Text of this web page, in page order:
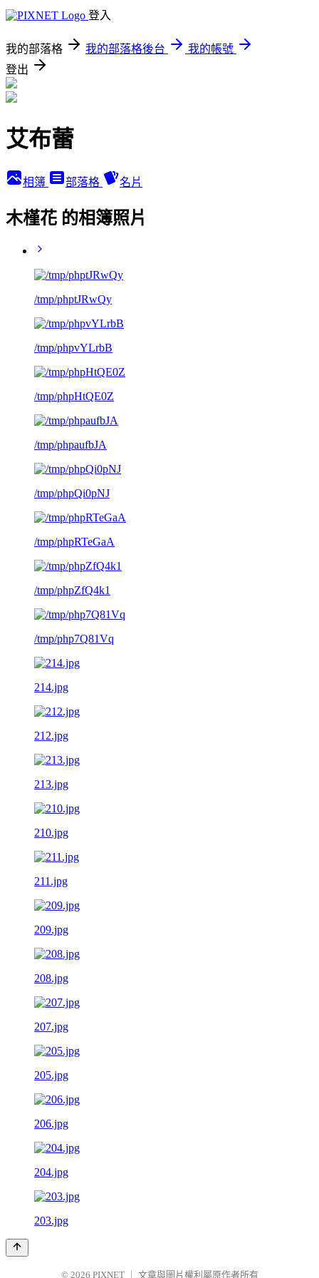
登入
我的部落格 我的部落格後台
我的帳號
登出
艾布蕾
相簿 部落格 名片
木槿花 的相簿照片
/tmp/phptJRwQy
/tmp/phpvYLrbB
/tmp/phpHtQE0Z
/tmp/phpaufbJA
/tmp/phpQi0pNJ
/tmp/phpRTeGaA
/tmp/phpZfQ4k1
/tmp/php7Q81Vq
214.jpg
212.jpg
213.jpg
210.jpg
211.jpg
209.jpg
208.jpg
207.jpg
205.jpg
206.jpg
204.jpg
203.jpg
© 2026 PIXNET 文章與圖片權利屬原作者所有